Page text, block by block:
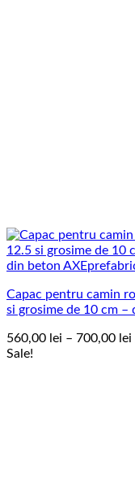
Capac pentru camin
si grosime de 10 cm –
560,00 lei – 700,00 lei
Sale!